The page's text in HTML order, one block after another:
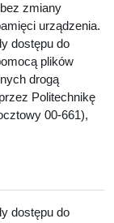
zmiany
urządzenia.
dostępu do
plików
drogą
Politechnikę
00-661),
dostępu do